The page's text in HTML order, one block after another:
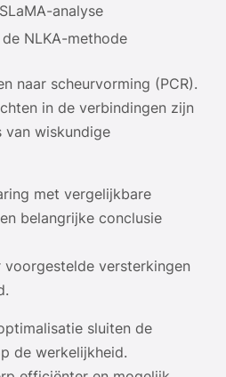
analyse
NLKA-methode
naar scheurvorming (PCR).
in de verbindingen zijn
van wiskundige
met vergelijkbare
belangrijke conclusie
voorgestelde versterkingen
sluiten de
de werkelijkheid.